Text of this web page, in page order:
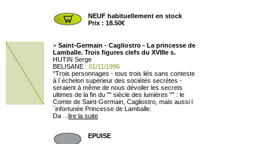
NEUF habituellement en stock
Prix : 18.50€
> Saint-Germain - Cagliostro - La princesse de
Lamballe. Trois figures clefs du XVIIIe s.
HUTIN Serge
BELISANE : 01/11/1996
"Trois personnages - tous trois liés sans conteste
à l´échelon supérieur des sociétés secrètes -
seraient à même de nous dévoiler les secrets
ultimes de la fin du "" siècle des lumières "" : le
Comte de Saint-Germain, Cagliostro, mais aussi l
´infortunée Princesse de Lamballe.
Da ... lire la suite
EPUISE